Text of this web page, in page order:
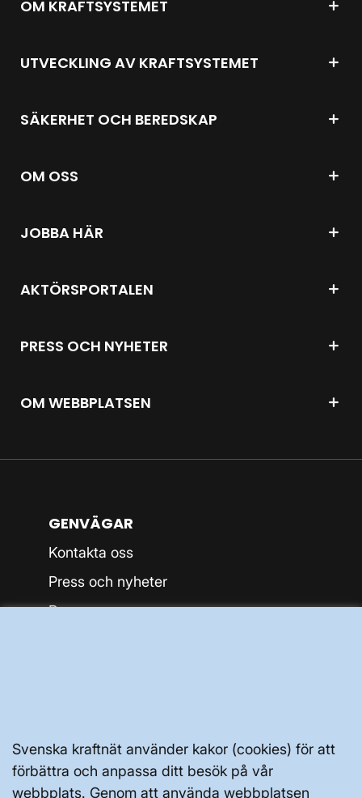
Svenska kraftnät använder kakor (cookies) för att
förbättra och anpassa ditt besök på vår
webbplats. Genom att använda webbplatsen
OM KRAFTSYSTEMET
UTVECKLING AV KRAFTSYSTEMET
SÄKERHET OCH BEREDSKAP
OM OSS
JOBBA HÄR
AKTÖRSPORTALEN
PRESS OCH NYHETER
OM WEBBPLATSEN
GENVÄGAR
Kontakta oss
Press och nyheter
Prenumerera